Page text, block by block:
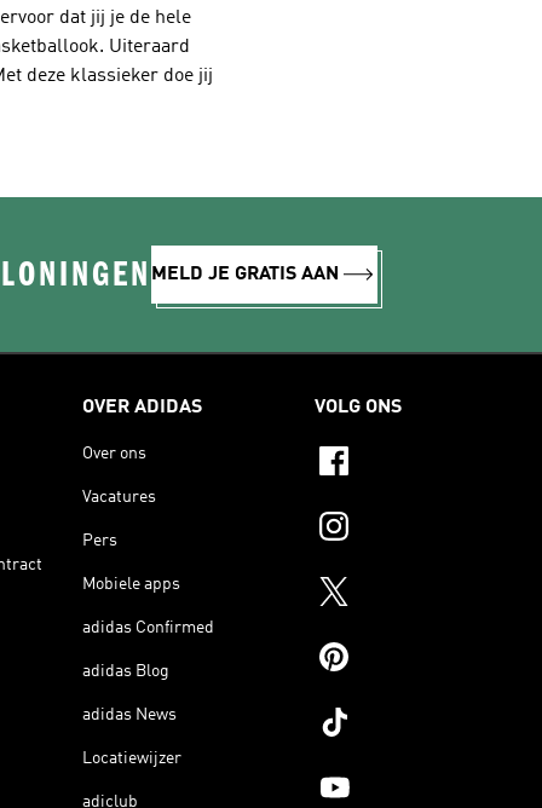
dat jij je de hele
Uiteraard
deze klassieker doe jij
MELD JE GRATIS AAN
OVER ADIDAS
Over ons
Vacatures
Pers
Mobiele apps
adidas Confirmed
adidas Blog
adidas News
Locatiewijzer
adiclub
VOLG ONS